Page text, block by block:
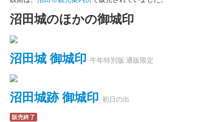
沼田城のほかの御城印
沼田城 御城印 午年特別版 通販限定
沼田城跡 御城印 初日の出
販売終了